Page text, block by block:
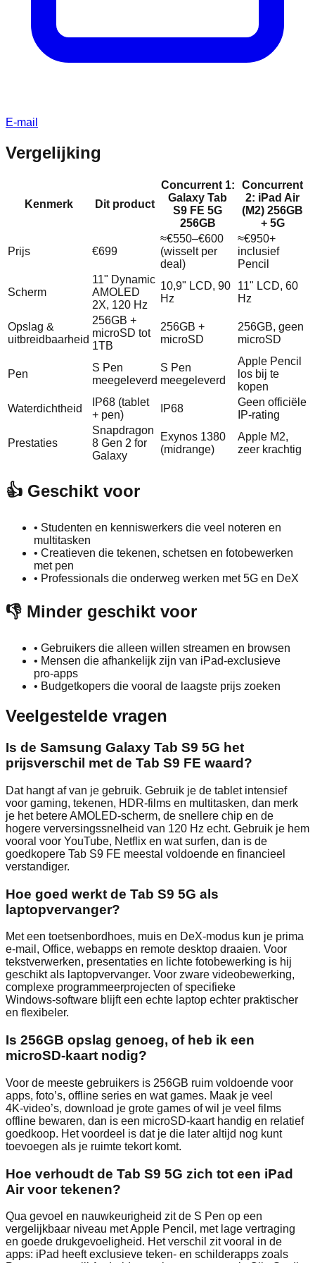
E-mail
Vergelijking
Kenmerk Dit product
Concurrent 1:
Galaxy Tab
S9 FE 5G
256GB
Concurrent
2: iPad Air
(M2) 256GB
+ 5G
Prijs €699
≈€550–€600
(wisselt per
deal)
≈€950+
inclusief
Pencil
Scherm
11" Dynamic
AMOLED
2X, 120 Hz
10,9" LCD, 90
Hz
11" LCD, 60
Hz
Opslag &
uitbreidbaarheid
256GB +
microSD tot
1TB
256GB +
microSD
256GB, geen
microSD
Pen
S Pen
meegeleverd
S Pen
meegeleverd
Apple Pencil
los bij te
kopen
Waterdichtheid
IP68 (tablet
+ pen)
IP68
Geen officiële
IP‑rating
Prestaties
Snapdragon
8 Gen 2 for
Galaxy
Exynos 1380
(midrange)
Apple M2,
zeer krachtig
👍 Geschikt voor
• Studenten en kenniswerkers die veel noteren en
multitasken
• Creatieven die tekenen, schetsen en fotobewerken
met pen
• Professionals die onderweg werken met 5G en DeX
👎 Minder geschikt voor
• Gebruikers die alleen willen streamen en browsen
• Mensen die afhankelijk zijn van iPad‑exclusieve
pro‑apps
• Budgetkopers die vooral de laagste prijs zoeken
Veelgestelde vragen
Is de Samsung Galaxy Tab S9 5G het
prijsverschil met de Tab S9 FE waard?
Dat hangt af van je gebruik. Gebruik je de tablet intensief
voor gaming, tekenen, HDR‑films en multitasken, dan merk
je het betere AMOLED‑scherm, de snellere chip en de
hogere verversingssnelheid van 120 Hz echt. Gebruik je hem
vooral voor YouTube, Netflix en wat surfen, dan is de
goedkopere Tab S9 FE meestal voldoende en financieel
verstandiger.
Hoe goed werkt de Tab S9 5G als
laptopvervanger?
Met een toetsenbordhoes, muis en DeX‑modus kun je prima
e‑mail, Office, webapps en remote desktop draaien. Voor
tekstverwerken, presentaties en lichte fotobewerking is hij
geschikt als laptopvervanger. Voor zware videobewerking,
complexe programmeerprojecten of specifieke
Windows‑software blijft een echte laptop echter praktischer
en flexibeler.
Is 256GB opslag genoeg, of heb ik een
microSD‑kaart nodig?
Voor de meeste gebruikers is 256GB ruim voldoende voor
apps, foto’s, offline series en wat games. Maak je veel
4K‑video’s, download je grote games of wil je veel films
offline bewaren, dan is een microSD‑kaart handig en relatief
goedkoop. Het voordeel is dat je die later altijd nog kunt
toevoegen als je ruimte tekort komt.
Hoe verhoudt de Tab S9 5G zich tot een iPad
Air voor tekenen?
Qua gevoel en nauwkeurigheid zit de S Pen op een
vergelijkbaar niveau met Apple Pencil, met lage vertraging
en goede drukgevoeligheid. Het verschil zit vooral in de
apps: iPad heeft exclusieve teken‑ en schilderapps zoals